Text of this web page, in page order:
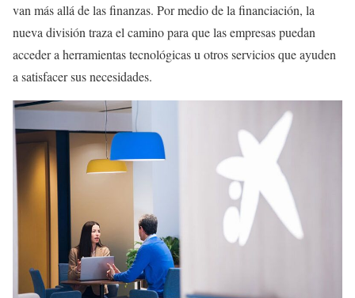
van más allá de las finanzas. Por medio de la financiación, la
nueva división traza el camino para que las empresas puedan
acceder a herramientas tecnológicas u otros servicios que ayuden
a satisfacer sus necesidades.